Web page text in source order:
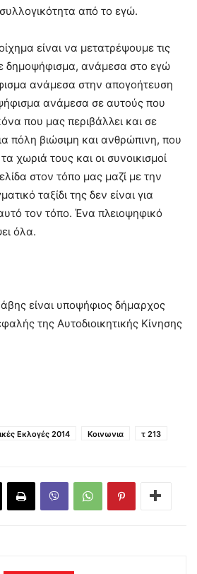
από το εγώ.
είναι να μετατρέψουμε τις
δημοψήφισμα, ανάμεσα στο εγώ
ανάμεσα στην απογοήτευση
ανάμεσα σε αυτούς που
που μας περιβάλλει και σε
πόλη βιώσιμη και ανθρώπινη, που
χωριά τους και οι συνοικισμοί
στον τόπο μας μαζί με την
ταξίδι της δεν είναι για
τον τόπο. Ένα πλειοψηφικό
όλα.
είναι υποψήφιος δήμαρχος
της Αυτοδιοικητικής Κίνησης
Εκλογές 2014 Κοινωνια τ 213